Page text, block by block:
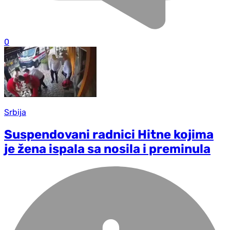
0
Srbija
Suspendovani radnici Hitne kojima
je žena ispala sa nosila i preminula